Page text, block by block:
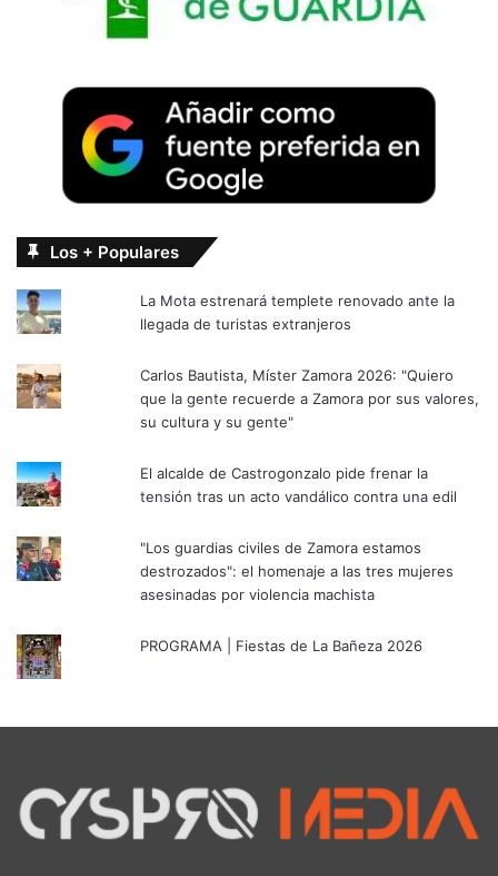
Los + Populares
La Mota estrenará templete renovado ante la
llegada de turistas extranjeros
Carlos Bautista, Míster Zamora 2026: "Quiero
que la gente recuerde a Zamora por sus valores,
su cultura y su gente"
El alcalde de Castrogonzalo pide frenar la
tensión tras un acto vandálico contra una edil
"Los guardias civiles de Zamora estamos
destrozados": el homenaje a las tres mujeres
asesinadas por violencia machista
PROGRAMA | Fiestas de La Bañeza 2026